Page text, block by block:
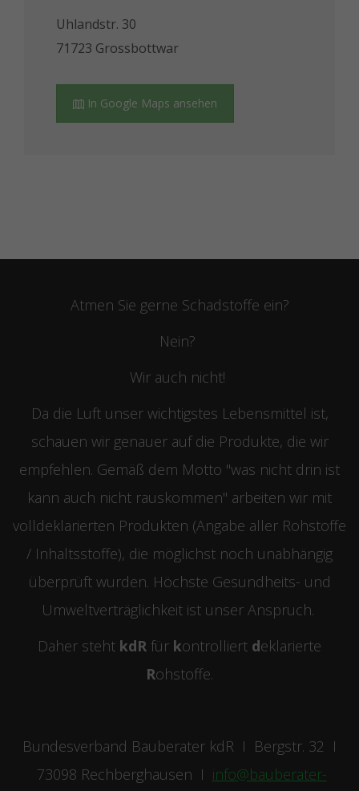
Uhlandstr. 30
71723 Grossbottwar
In Google Maps ansehen
Atmen Sie gerne Schadstoffe ein?
Nein?
Wir auch nicht!
Da die Luft unser wichtigstes Lebensmittel ist,
schauen wir genauer auf die Produkte, die wir
empfehlen. Gemäß dem Motto "was nicht drin ist
kann auch nicht rauskommen" arbeiten wir mit
volldeklarierten Produkten (Angabe aller Rohstoffe
/ Inhaltsstoffe), die möglichst noch unabhängig
überprüft wurden. Höchste Gesundheits- und
Umweltverträglichkeit ist unser Anspruch.
Daher steht kdR für kontrolliert deklarierte
Rohstoffe.
Bundesverband Bauberater kdR I Bergstr. 32 I
73098 Rechberghausen I info@bauberater-